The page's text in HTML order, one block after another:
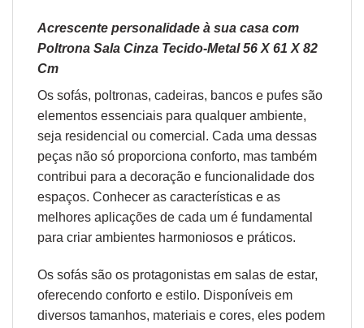
Acrescente personalidade à sua casa com
Poltrona Sala Cinza Tecido-Metal 56 X 61 X 82
Cm
Os sofás, poltronas, cadeiras, bancos e pufes são
elementos essenciais para qualquer ambiente,
seja residencial ou comercial. Cada uma dessas
peças não só proporciona conforto, mas também
contribui para a decoração e funcionalidade dos
espaços. Conhecer as características e as
melhores aplicações de cada um é fundamental
para criar ambientes harmoniosos e práticos.
Os sofás são os protagonistas em salas de estar,
oferecendo conforto e estilo. Disponíveis em
diversos tamanhos, materiais e cores, eles podem